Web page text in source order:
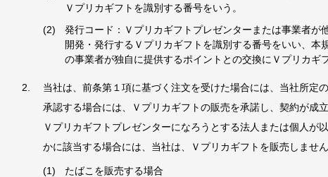
Ｖプリカギフトを識別する番号をいう。
発行コード：Ｖプリカギフトプレゼンターまたは事業者
開発・発行するＶプリカギフトを識別する番号をいい、
の事業者が独自に提供するポイントとの交換にＶプリカギ
当社は、前条第１項に基づく注文を受けた場合には、当社所定
承認する場合には、Ｖプリカギフトの販売を承諾し、契約が成
Ｖプリカギフトプレゼンターになろうとする法人または個人
かに該当する場合には、当社は、Ｖプリカギフトを販売しません
たばこを販売する場合